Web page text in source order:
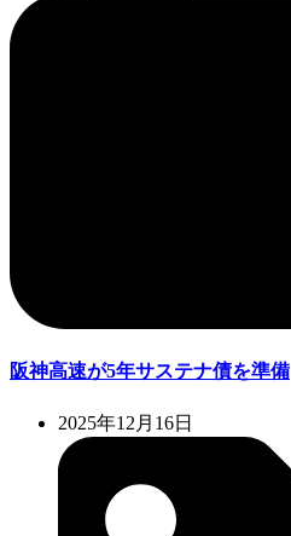
阪神高速が5年サステナ債を準備
2025年12月16日